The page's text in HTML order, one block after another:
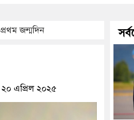
জন্মদিন
এপ্রিল ২০২৫